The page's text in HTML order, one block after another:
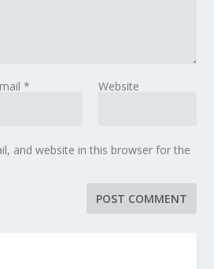
* Website
and website in this browser for the